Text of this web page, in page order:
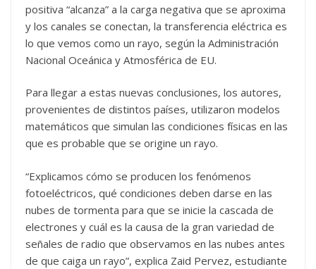
positiva “alcanza” a la carga negativa que se aproxima
y los canales se conectan, la transferencia eléctrica es
lo que vemos como un rayo, según la Administración
Nacional Oceánica y Atmosférica de EU.
Para llegar a estas nuevas conclusiones, los autores,
provenientes de distintos países, utilizaron modelos
matemáticos que simulan las condiciones físicas en las
que es probable que se origine un rayo.
“Explicamos cómo se producen los fenómenos
fotoeléctricos, qué condiciones deben darse en las
nubes de tormenta para que se inicie la cascada de
electrones y cuál es la causa de la gran variedad de
señales de radio que observamos en las nubes antes
de que caiga un rayo”, explica Zaid Pervez, estudiante